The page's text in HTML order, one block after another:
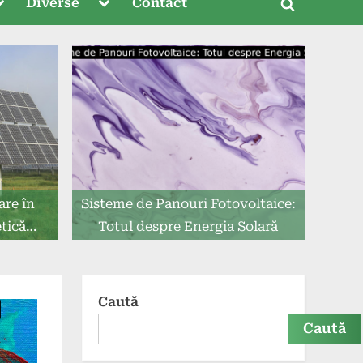
menu
Toggle
form
în
Sisteme de Panouri Fotovoltaice:
Totul despre Energia Solară
Caută
Caută